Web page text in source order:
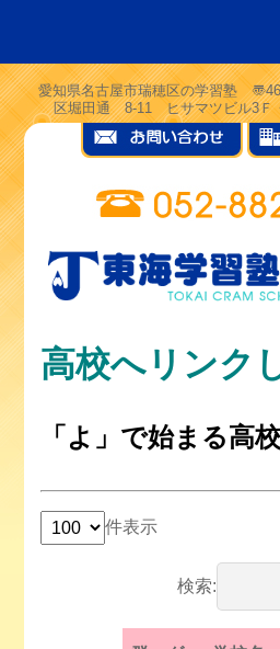
愛知県名古屋市瑞穂区の学習塾 〠
区堀田通 8-11 ヒサマツビル3
高校へリンク
「よ」で始まる高
件表示
検索: